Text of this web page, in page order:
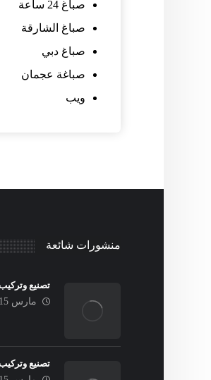
صباغ 24 ساعة
صباغ الشارقة
صباغ دبي
صباغة عجمان
ويب
منشورات شائعة
تصنيع
مارس 15, 2025
تصنيع